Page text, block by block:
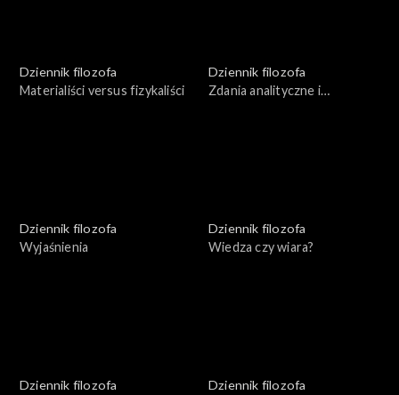
Dziennik filozofa
Materialiści versus fizykaliści
Dziennik filozofa
Zdania analityczne i
Dziennik filozofa
Wyjaśnienia
Dziennik filozofa
Wiedza czy wiara?
Dziennik filozofa
Dziennik filozofa